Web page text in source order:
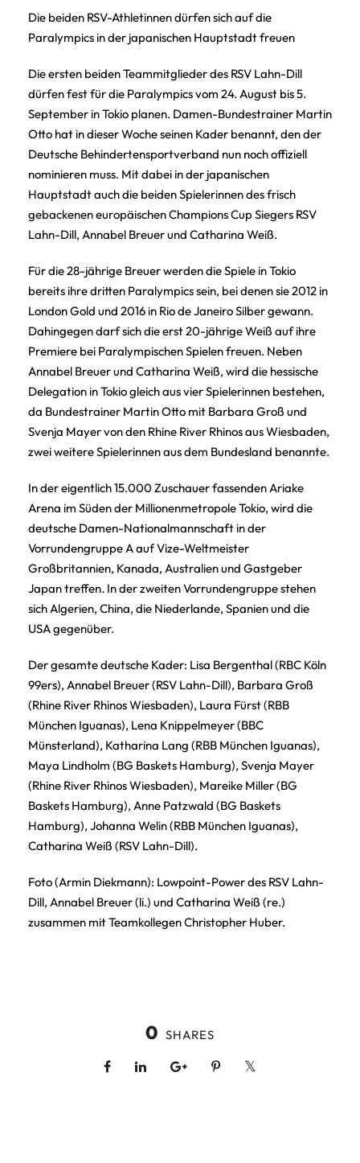
Die beiden RSV-Athletinnen dürfen sich auf die
Paralympics in der japanischen Hauptstadt freuen
Die ersten beiden Teammitglieder des RSV Lahn-Dill
dürfen fest für die Paralympics vom 24. August bis 5.
September in Tokio planen. Damen-Bundestrainer Martin
Otto hat in dieser Woche seinen Kader benannt, den der
Deutsche Behindertensportverband nun noch offiziell
nominieren muss. Mit dabei in der japanischen
Hauptstadt auch die beiden Spielerinnen des frisch
gebackenen europäischen Champions Cup Siegers RSV
Lahn-Dill, Annabel Breuer und Catharina Weiß.
Für die 28-jährige Breuer werden die Spiele in Tokio
bereits ihre dritten Paralympics sein, bei denen sie 2012 in
London Gold und 2016 in Rio de Janeiro Silber gewann.
Dahingegen darf sich die erst 20-jährige Weiß auf ihre
Premiere bei Paralympischen Spielen freuen. Neben
Annabel Breuer und Catharina Weiß, wird die hessische
Delegation in Tokio gleich aus vier Spielerinnen bestehen,
da Bundestrainer Martin Otto mit Barbara Groß und
Svenja Mayer von den Rhine River Rhinos aus Wiesbaden,
zwei weitere Spielerinnen aus dem Bundesland benannte.
In der eigentlich 15.000 Zuschauer fassenden Ariake
Arena im Süden der Millionenmetropole Tokio, wird die
deutsche Damen-Nationalmannschaft in der
Vorrundengruppe A auf Vize-Weltmeister
Großbritannien, Kanada, Australien und Gastgeber
Japan treffen. In der zweiten Vorrundengruppe stehen
sich Algerien, China, die Niederlande, Spanien und die
USA gegenüber.
Der gesamte deutsche Kader: Lisa Bergenthal (RBC Köln
99ers), Annabel Breuer (RSV Lahn-Dill), Barbara Groß
(Rhine River Rhinos Wiesbaden), Laura Fürst (RBB
München Iguanas), Lena Knippelmeyer (BBC
Münsterland), Katharina Lang (RBB München Iguanas),
Maya Lindholm (BG Baskets Hamburg), Svenja Mayer
(Rhine River Rhinos Wiesbaden), Mareike Miller (BG
Baskets Hamburg), Anne Patzwald (BG Baskets
Hamburg), Johanna Welin (RBB München Iguanas),
Catharina Weiß (RSV Lahn-Dill).
Foto (Armin Diekmann): Lowpoint-Power des RSV Lahn-
Dill, Annabel Breuer (li.) und Catharina Weiß (re.)
zusammen mit Teamkollegen Christopher Huber.
0 SHARES